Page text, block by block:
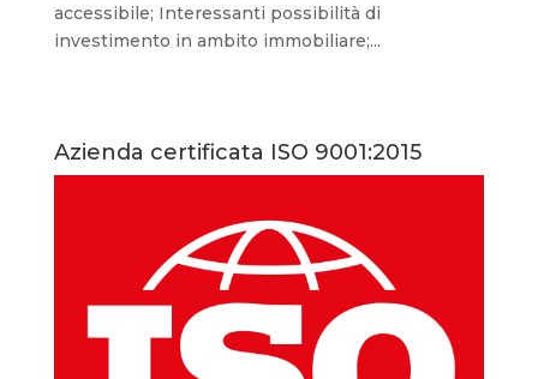
accessibile; Interessanti possibilità di
investimento in ambito immobiliare;...
Azienda certificata ISO 9001:2015